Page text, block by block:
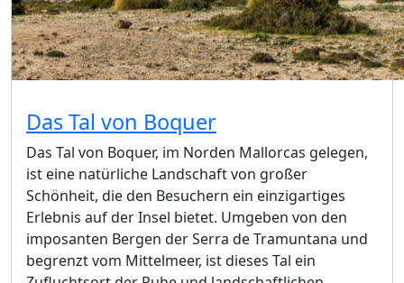
Das Tal von Boquer
Das Tal von Boquer, im Norden Mallorcas gelegen,
ist eine natürliche Landschaft von großer
Schönheit, die den Besuchern ein einzigartiges
Erlebnis auf der Insel bietet. Umgeben von den
imposanten Bergen der Serra de Tramuntana und
begrenzt vom Mittelmeer, ist dieses Tal ein